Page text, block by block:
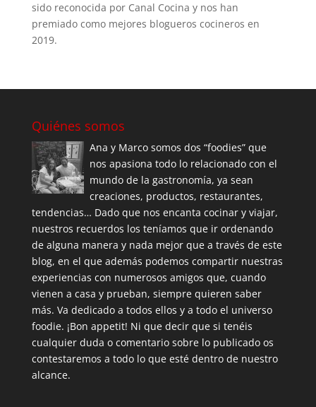
sido reconocida por Canal Cocina y nos han
premiado como mejores blogueros cocineros en
2019.
Quiénes somos
Ana y Marco somos dos “foodies” que
nos apasiona todo lo relacionado con el
mundo de la gastronomía, ya sean
creaciones, productos, restaurantes,
tendencias… Dado que nos encanta cocinar y viajar,
nuestros recuerdos los teníamos que ir ordenando
de alguna manera y nada mejor que a través de este
blog, en el que además podemos compartir nuestras
experiencias con numerosos amigos que, cuando
vienen a casa y prueban, siempre quieren saber
más. Va dedicado a todos ellos y a todo el universo
foodie. ¡Bon appetit! Ni que decir que si tenéis
cualquier duda o comentario sobre lo publicado os
contestaremos a todo lo que esté dentro de nuestro
alcance.